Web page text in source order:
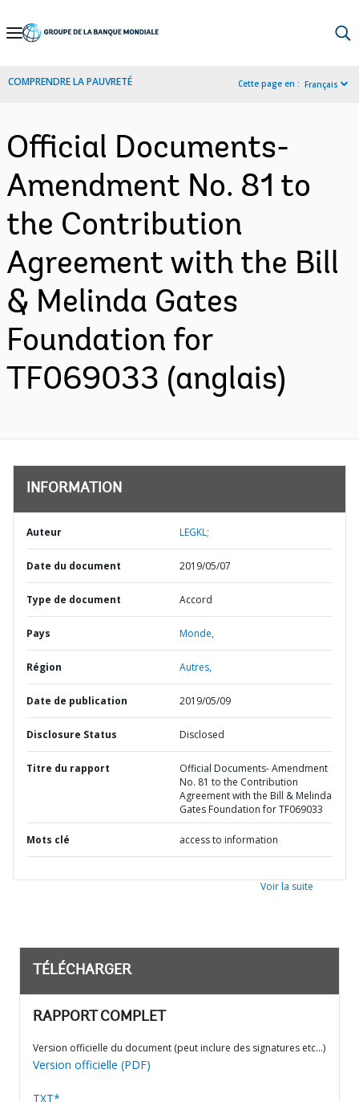
Skip
Navigation
COMPRENDRE LA PAUVRETÉ Cette page en : Français
Official Documents-
Amendment No. 81 to
the Contribution
Agreement with the Bill
& Melinda Gates
Foundation for
TF069033 (anglais)
INFORMATION
Auteur LEGKL;
Date du document 2019/05/07
Type de document Accord
Pays Monde,
Région Autres,
Date de publication 2019/05/09
Disclosure Status Disclosed
Titre du rapport
Official Documents- Amendment
No. 81 to the Contribution
Agreement with the Bill & Melinda
Gates Foundation for TF069033
Mots clé access to information
Voir la suite
TÉLÉCHARGER
RAPPORT COMPLET
Version officielle du document (peut inclure des signatures etc…)
Version officielle (PDF)
TXT*